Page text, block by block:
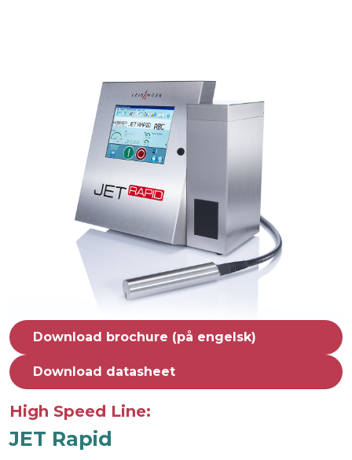
Download brochure (på engelsk)
Download datasheet
High Speed Line:
JET Rapid